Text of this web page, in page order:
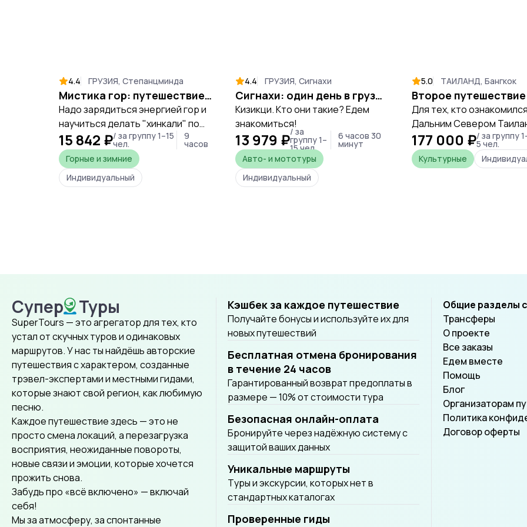
4.4 ГРУЗИЯ, Степанцминда
Мистика гор: путешествие к подножию Казбека
Надо зарядиться энергией гор и
научиться делать "хинкали" по
классическому методу.
15 842 ₽/ за группу 1–15
чел.
9
часов
Горные и зимние
Индивидуальный
4.4 ГРУЗИЯ, Сигнахи
Сигнахи: один день в грузинском раю
Кизикци. Кто они такие? Едем
знакомиться!
13 979 ₽/ за
группу 1–
15 чел.
6 часов 30
минут
Авто- и мототуры
Индивидуальный
5.0 ТАИЛАНД, Бангкок
Для тех, кто
Дальним Севером
рамках Первого тура,
тех, кому просто
путешествовать по
177 000 ₽/ за группу
5 чел.
Культурные
Супер Туры
SuperTours
SuperTours — это агрегатор для тех, кто
устал от скучных туров и одинаковых
маршрутов. У нас ты найдёшь авторские
путешествия с характером, созданные
трэвел-экспертами и местными гидами,
которые знают свой регион, как любимую
песню.
Каждое путешествие здесь — это не
просто смена локаций, а перезагрузка
восприятия, неожиданные повороты,
новые связи и эмоции, которые хочется
прожить снова.
Забудь про «всё включено» — включай
себя!
Мы за атмосферу, за спонтанные
Кэшбек за каждое путешествие
Получайте бонусы и используйте их для
новых путешествий
Бесплатная отмена бронирования
в течение 24 часов
Гарантированный возврат предоплаты в
размере — 10% от стоимости тура
Безопасная онлайн-оплата
Бронируйте через надёжную систему с
защитой ваших данных
Уникальные маршруты
Tуры и экскурсии, которых нет в
стандартных каталогах
Проверенные гиды
Общие разделы
Трансферы
О проекте
Все заказы
Едем вместе
Помощь
Блог
Организаторам
Политика
Договор оферты